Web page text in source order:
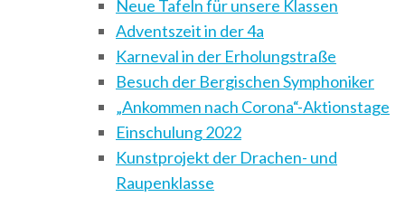
Neue Tafeln für unsere Klassen
Adventszeit in der 4a
Karneval in der Erholungstraße
Besuch der Bergischen Symphoniker
„Ankommen nach Corona“-Aktionstage
Einschulung 2022
Kunstprojekt der Drachen- und
Raupenklasse